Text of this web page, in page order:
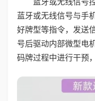
蓝牙或无线信号与手
好牌型等指令，发送
号后驱动内部微型电
码牌过程中进行干预